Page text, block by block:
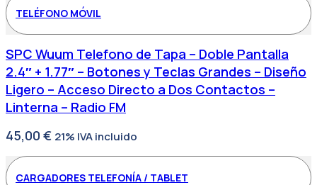
TELÉFONO MÓVIL
SPC Wuum Telefono de Tapa – Doble Pantalla
2.4″ + 1.77″ – Botones y Teclas Grandes – Diseño
Ligero – Acceso Directo a Dos Contactos –
Linterna – Radio FM
45,00 € 21% IVA incluido
CARGADORES TELEFONÍA / TABLET